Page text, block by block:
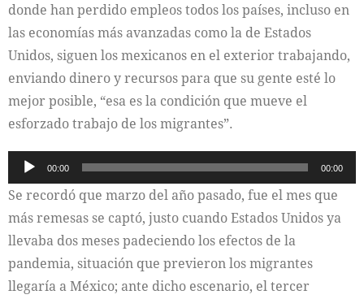
donde han perdido empleos todos los países, incluso en
las economías más avanzadas como la de Estados
Unidos, siguen los mexicanos en el exterior trabajando,
enviando dinero y recursos para que su gente esté lo
mejor posible, “esa es la condición que mueve el
esforzado trabajo de los migrantes”.
Reproductor
de
00:00 00:00
Se recordó que marzo del año pasado, fue el mes que
más remesas se captó, justo cuando Estados Unidos ya
llevaba dos meses padeciendo los efectos de la
pandemia, situación que previeron los migrantes
llegaría a México; ante dicho escenario, el tercer